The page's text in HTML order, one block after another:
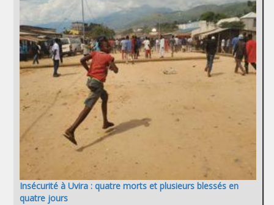
Insécurité à Uvira : quatre morts et plusieurs blessés en
quatre jours